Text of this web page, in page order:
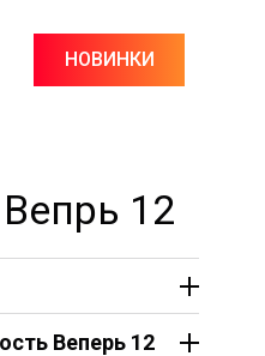
12
Веперь 12
НОВИНКИ